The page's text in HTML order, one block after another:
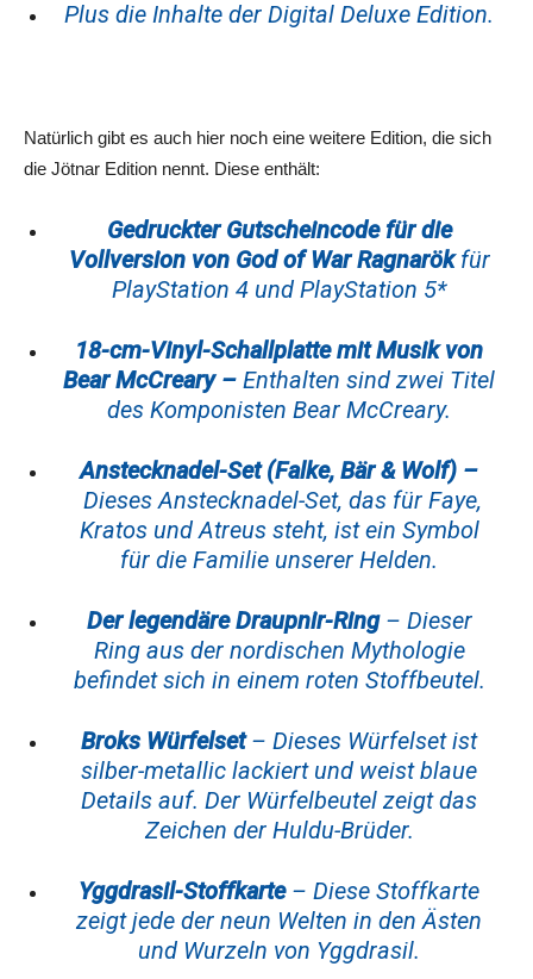
Plus die Inhalte der Digital Deluxe Edition.
Natürlich gibt es auch hier noch eine weitere Edition, die sich
die Jötnar Edition nennt. Diese enthält:
Gedruckter Gutscheincode für die
Vollversion von God of War Ragnarökfür
PlayStation 4 und PlayStation 5*
18-cm-Vinyl-Schallplatte mit Musik von
Bear McCreary – Enthalten sind zwei Titel
des Komponisten Bear McCreary.
Anstecknadel-Set (Falke, Bär & Wolf) –
Dieses Anstecknadel-Set, das für Faye,
Kratos und Atreus steht, ist ein Symbol
für die Familie unserer Helden.
Der legendäre Draupnir-Ring – Dieser
Ring aus der nordischen Mythologie
befindet sich in einem roten Stoffbeutel.
Broks Würfelset– Dieses Würfelset ist
silber-metallic lackiert und weist blaue
Details auf. Der Würfelbeutel zeigt das
Zeichen der Huldu-Brüder.
Yggdrasil-Stoffkarte – Diese Stoffkarte
zeigt jede der neun Welten in den Ästen
und Wurzeln von Yggdrasil.